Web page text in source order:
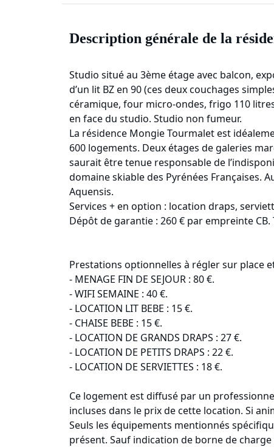
Description générale de la
Studio situé au 3ème étage avec balcon,
d’un lit BZ en 90 (ces deux couchages
céramique, four micro-ondes, frigo 110
en face du studio. Studio non fumeur.
La résidence Mongie Tourmalet est
600 logements. Deux étages de galeries
saurait être tenue responsable de
domaine skiable des Pyrénées Françaises.
Aquensis.
Services + en option : location draps,
Dépôt de garantie : 260 € par empreinte
Prestations optionnelles à régler sur place
- MENAGE FIN DE SEJOUR : 80 €.
- WIFI SEMAINE : 40 €.
- LOCATION LIT BEBE : 15 €.
- CHAISE BEBE : 15 €.
- LOCATION DE GRANDS DRAPS : 27 €.
- LOCATION DE PETITS DRAPS : 22 €.
- LOCATION DE SERVIETTES : 18 €.
Ce logement est diffusé par un
incluses dans le prix de cette location. Si
Seuls les équipements mentionnés
présent. Sauf indication de borne de